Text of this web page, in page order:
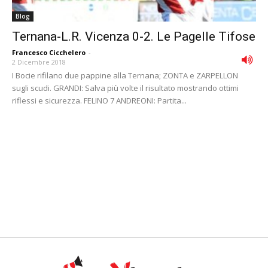
Blog
Ternana-L.R. Vicenza 0-2. Le Pagelle Tifose
Francesco Cicchelero -
2 Dicembre 2018
I Bocie rifilano due pappine alla Ternana; ZONTA e ZARPELLON
sugli scudi. GRANDI: Salva più volte il risultato mostrando ottimi
riflessi e sicurezza. FELINO 7 ANDREONI: Partita...